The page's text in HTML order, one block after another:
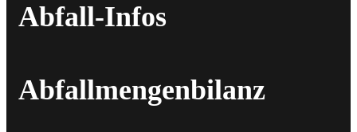
Abfall-Infos
Abfallmengenbilanz